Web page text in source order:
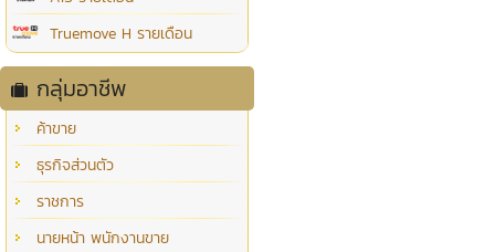
Truemove H รายเดือน
กลุ่มอาชีพ
ค้าขาย
ธุรกิจส่วนตัว
ราชการ
นายหน้า พนักงานขาย